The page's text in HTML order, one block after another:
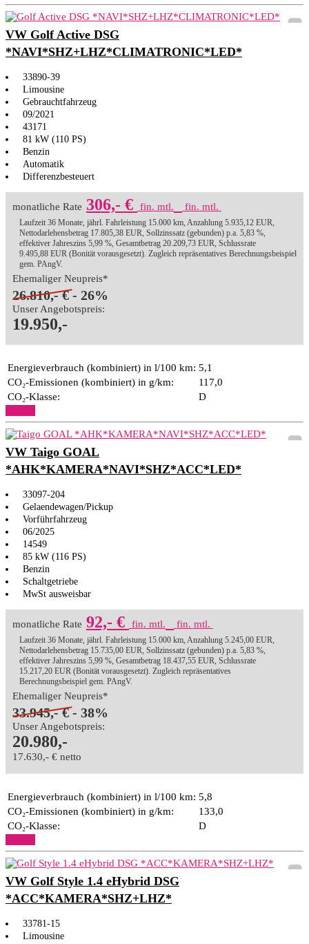
VW Golf Active DSG
*NAVI*SHZ+LHZ*CLIMATRONIC*LED*
33890-39
Limousine
Gebrauchtfahrzeug
09/2021
43171
81 kW (110 PS)
Benzin
Automatik
Differenzbesteuert
monatliche Rate 306,- € fin. mtl. fin. mtl.
Laufzeit 36 Monate, jährl. Fahrleistung 15.000 km, Anzahlung 5.935,12 EUR,
Nettodarlehensbetrag 17.805,38 EUR, Sollzinssatz (gebunden) p.a. 5,83 %,
effektiver Jahreszins 5,99 %, Gesamtbetrag 20.209,73 EUR, Schlussrate
9.495,88 EUR (Bonität vorausgesetzt). Zugleich repräsentatives Berechnungsbeispiel
gem. PAngV.
Ehemaliger Neupreis*
26.810,- € - 26%
Unser Angebotspreis:
19.950,-
Energieverbrauch (kombiniert) in l/100 km: 5,1
CO₂-Emissionen (kombiniert) in g/km:
117,0
CO₂-Klasse:
D
VW Taigo GOAL
*AHK*KAMERA*NAVI*SHZ*ACC*LED*
33097-204
Gelaendewagen/Pickup
Vorführfahrzeug
06/2025
14549
85 kW (116 PS)
Benzin
Schaltgetriebe
MwSt ausweisbar
monatliche Rate 92,- € fin. mtl. fin. mtl.
Laufzeit 36 Monate, jährl. Fahrleistung 15.000 km, Anzahlung 5.245,00 EUR,
Nettodarlehensbetrag 15.735,00 EUR, Sollzinssatz (gebunden) p.a. 5,83 %,
effektiver Jahreszins 5,99 %, Gesamtbetrag 18.437,55 EUR, Schlussrate
15.217,20 EUR (Bonität vorausgesetzt). Zugleich repräsentatives
Berechnungsbeispiel gem. PAngV.
Ehemaliger Neupreis*
33.945,- € - 38%
Unser Angebotspreis:
20.980,-
17.630,- € netto
Energieverbrauch (kombiniert) in l/100 km: 5,8
CO₂-Emissionen (kombiniert) in g/km:
133,0
CO₂-Klasse:
D
VW Golf Style 1.4 eHybrid DSG
*ACC*KAMERA*SHZ+LHZ*
33781-15
Limousine